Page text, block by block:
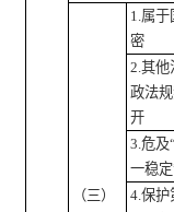
（三）
1.属于
密
2.其他
政法
开
3.危及
一稳定
4.保护